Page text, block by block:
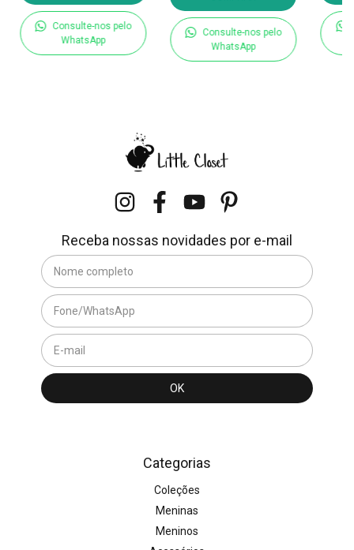
Consulte-nos pelo
WhatsApp
Consulte-nos pelo
WhatsApp
Receba nossas novidades por e-mail
Categorias
Coleções
Meninas
Meninos